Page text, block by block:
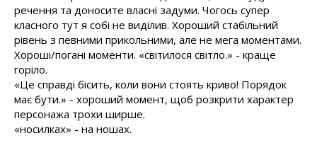
речення та доносите власні задуми. Чогось супер
класного тут я собі не виділив. Хороший стабільний
рівень з певними прикольними, але не мега моментами.
Хороші/погані моменти. «світилося світло.» - краще
горіло.
«Це справді бісить, коли вони стоять криво! Порядок
має бути.» - хороший момент, щоб розкрити характер
персонажа трохи ширше.
«носилках» - на ношах.